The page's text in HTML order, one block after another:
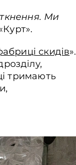
Ми
скидів».
тримають